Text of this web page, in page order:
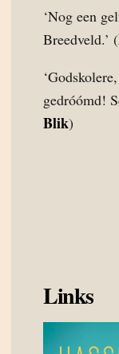
‘Nog een
Breedveld.’ (
gedróómd!
Blik)
Links